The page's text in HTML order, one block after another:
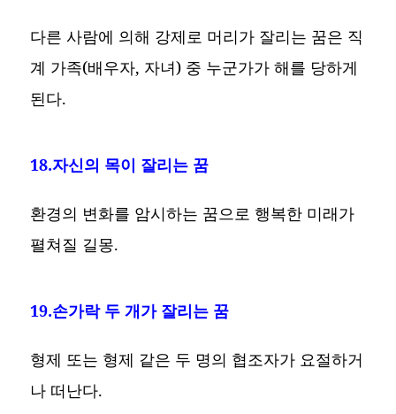
다른 사람에 의해 강제로 머리가 잘리는 꿈은 직
계 가족(배우자, 자녀) 중 누군가가 해를 당하게
된다.
18.자신의 목이 잘리는 꿈
환경의 변화를 암시하는 꿈으로 행복한 미래가
펼쳐질 길몽.
19.손가락 두 개가 잘리는 꿈
형제 또는 형제 같은 두 명의 협조자가 요절하거
나 떠난다.